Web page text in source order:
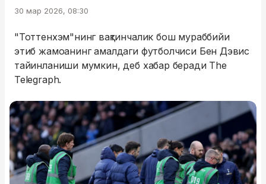
30 мар 2026, 08:30
"Тоттенхэм"нинг вақтинчалик бош мураббийи
этиб жамоанинг амалдаги футболчиси Бен Дэвис
тайинланиши мумкин, деб хабар беради The
Telegraph.